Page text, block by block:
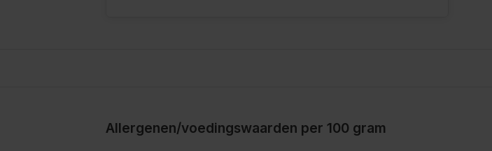
Allergenen/voedingswaarden per 100 gram